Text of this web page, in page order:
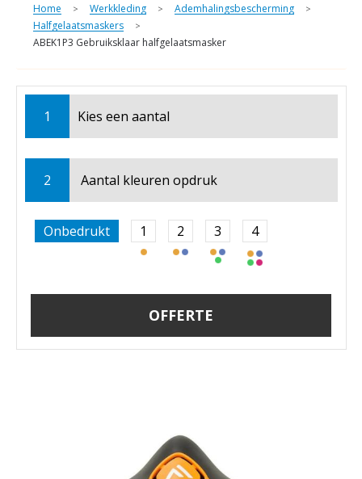
Home > Werkkleding > Ademhalingsbescherming >
Halfgelaatsmaskers >
ABEK1P3 Gebruiksklaar halfgelaatsmasker
1 Kies een aantal
2 Aantal kleuren opdruk
Onbedrukt 1 2 3 4
OFFERTE